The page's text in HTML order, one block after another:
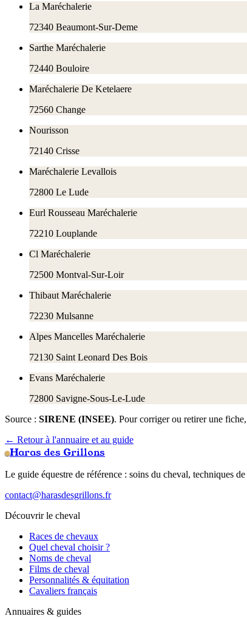
La Maréchalerie
72340 Beaumont-Sur-Deme
Sarthe Maréchalerie
72440 Bouloire
Maréchalerie De Ketelaere
72560 Change
Nourisson
72140 Crisse
Maréchalerie Levallois
72800 Le Lude
Eurl Rousseau Maréchalerie
72210 Louplande
Cl Maréchalerie
72500 Montval-Sur-Loir
Thibaut Maréchalerie
72230 Mulsanne
Alpes Mancelles Maréchalerie
72130 Saint Leonard Des Bois
Evans Maréchalerie
72800 Savigne-Sous-Le-Lude
Source : SIRENE (INSEE). Pour corriger ou retirer une fiche,
← Retour à l'annuaire et au guide
Haras des Grillons
Le guide équestre de référence : soins du cheval, techniques
contact@harasdesgrillons.fr
Découvrir le cheval
Races de chevaux
Quel cheval choisir ?
Noms de cheval
Films de cheval
Personnalités & équitation
Cavaliers français
Annuaires & guides